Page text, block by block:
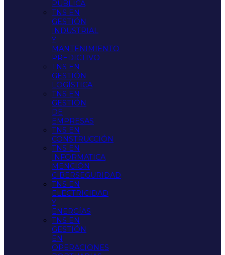
PÚBLICA
TNS EN
GESTIÓN
INDUSTRIAL
Y
MANTENIMIENTO
PREDICTIVO
TNS EN
GESTIÓN
LOGÍSTICA
TNS EN
GESTIÓN
DE
EMPRESAS
TNS EN
CONSTRUCCIÓN
TNS EN
INFORMATICA
MENCIÓN
CIBERSEGURIDAD
TNS EN
ELECTRICIDAD
Y
ENERGÍAS
TNS EN
GESTIÓN
EN
OPERACIONES